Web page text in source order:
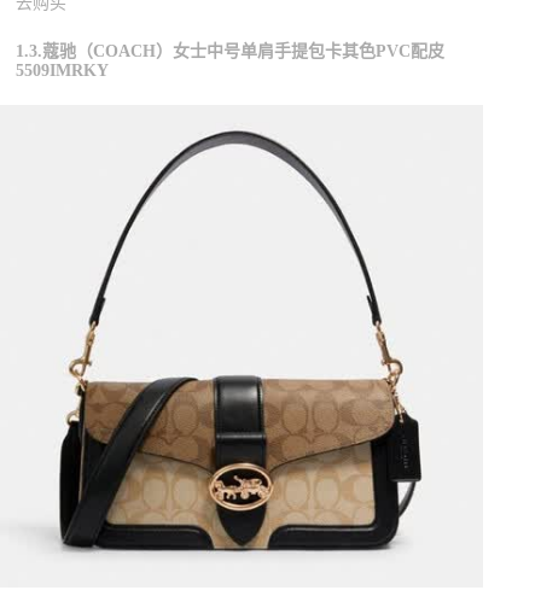
1.3.蔻驰（COACH）女士中号单肩手提包卡其色PVC配皮
5509IMRKY